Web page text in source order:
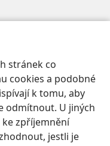
stránek co
cookies a podobné
k tomu, aby
odmítnout. U jiných
zpříjemnění
jestli je